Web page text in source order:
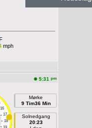
mph
5:31 pm
16
17
18
Mørke
9 Tim36 Min
Solnedgang
20:23